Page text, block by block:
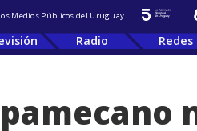
Medios Públicos del Uruguay
Radio Redes